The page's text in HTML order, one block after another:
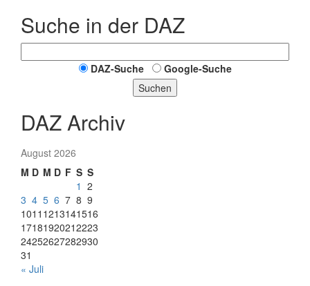
Suche in der DAZ
DAZ-Suche
Google-Suche
Suchen
DAZ Archiv
August 2026
M D M D F S S
1 2
3 4 5 6 7 8 9
1011 1213141516
17181920212223
24252627282930
31
« Juli